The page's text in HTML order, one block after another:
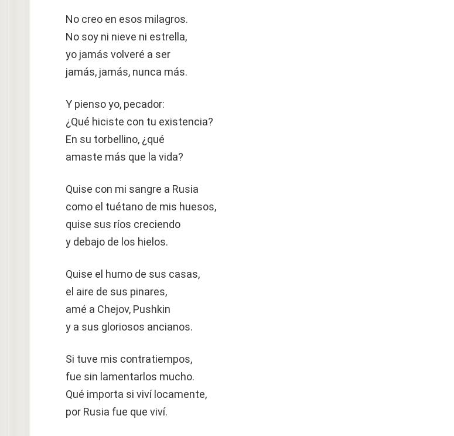
No creo en esos milagros.
No soy ni nieve ni estrella,
yo jamás volveré a ser
jamás, jamás, nunca más.
Y pienso yo, pecador:
¿Qué hiciste con tu existencia?
En su torbellino, ¿qué
amaste más que la vida?
Quise con mi sangre a Rusia
como el tuétano de mis huesos,
quise sus ríos creciendo
y debajo de los hielos.
Quise el humo de sus casas,
el aire de sus pinares,
amé a Chejov, Pushkin
y a sus gloriosos ancianos.
Si tuve mis contratiempos,
fue sin lamentarlos mucho.
Qué importa si viví locamente,
por Rusia fue que viví.